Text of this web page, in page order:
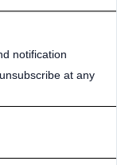
notification
at any